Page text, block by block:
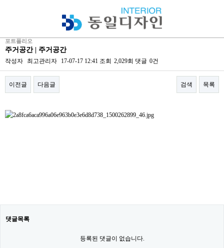
포트폴리오
견적의뢰
포트폴리오
주거공간 | 주거공간
작성자 최고관리자 17-07-17 12:41 조회 2,029회 댓글 0건
이전글 다음글 검색 목록
본문
댓글목록
등록된 댓글이 없습니다.